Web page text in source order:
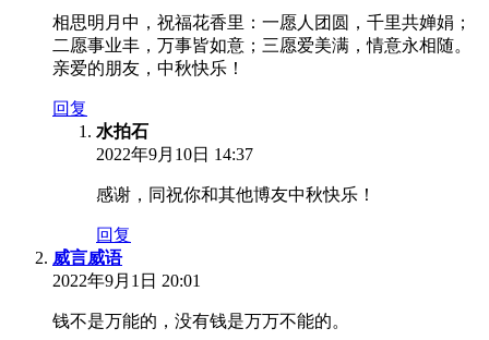
相思明月中，祝福花香里：一愿人团圆，千里共婵娟；
二愿事业丰，万事皆如意；三愿爱美满，情意永相随。
亲爱的朋友，中秋快乐！
回复
水拍石
2022年9月10日 14:37
感谢，同祝你和其他博友中秋快乐！
回复
威言威语
2022年9月1日 20:01
钱不是万能的，没有钱是万万不能的。